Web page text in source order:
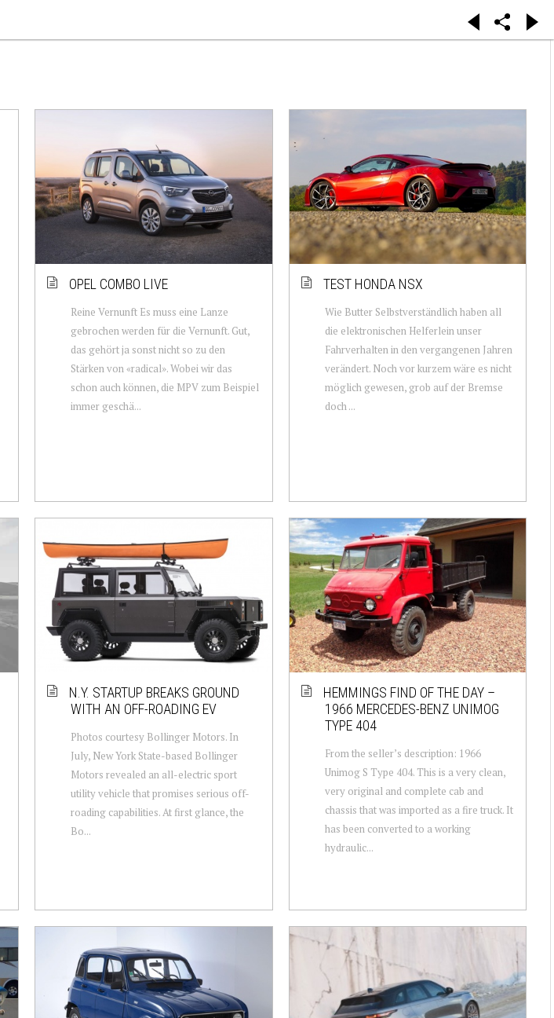
OPEL COMBO LIVE
Reine Vernunft Es muss eine Lanze
gebrochen werden für die Vernunft. Gut,
das gehört ja sonst nicht so zu den
Stärken von «radical». Wobei wir das
schon auch können, die MPV zum Beispiel
immer geschä...
TEST HONDA NSX
Wie Butter Selbstverständlich haben all
die elektronischen Helferlein unser
Fahrverhalten in den vergangenen Jahren
verändert. Noch vor kurzem wäre es nicht
möglich gewesen, grob auf der Bremse
doch ...
N.Y. STARTUP BREAKS GROUND
WITH AN OFF-ROADING EV
Photos courtesy Bollinger Motors. In
July, New York State-based Bollinger
Motors revealed an all-electric sport
utility vehicle that promises serious off-
roading capabilities. At first glance, the
Bo...
HEMMINGS FIND OF THE DAY –
1966 MERCEDES-BENZ UNIMOG
TYPE 404
From the seller’s description: 1966
Unimog S Type 404. This is a very clean,
very original and complete cab and
chassis that was imported as a fire truck. It
has been converted to a working
hydraulic...